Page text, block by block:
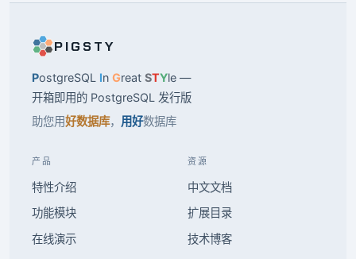
PIGSTY
PostgreSQL In Great STYle —
开箱即用的 PostgreSQL 发行版
助您用好数据库， 用好数据库
产品
特性介绍
功能模块
在线演示
资源
中文文档
扩展目录
技术博客